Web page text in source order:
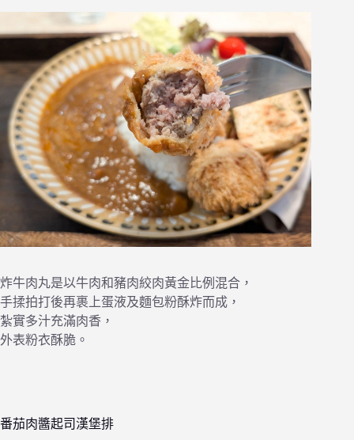
炸牛肉丸是以牛肉和豬肉絞肉黃金比例混合，
手揉拍打後再裹上蛋液及麵包粉酥炸而成，
紮實多汁充滿肉香，
外表粉衣酥脆。
番茄肉醬起司漢堡排